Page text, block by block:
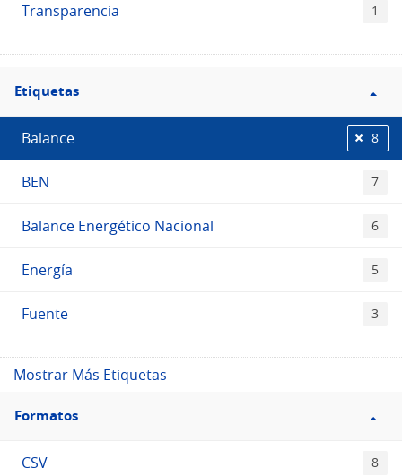
Transparencia 1
Filtro
Etiquetas
Etiquetas
Balance 8
BEN 7
Balance Energético Nacional 6
Energía 5
Fuente 3
Mostrar Más Etiquetas
Filtro
Formatos
Formatos
CSV 8